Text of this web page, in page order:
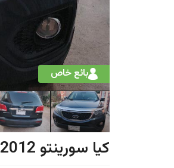
بائع خاص
كيا سورينتو 2012